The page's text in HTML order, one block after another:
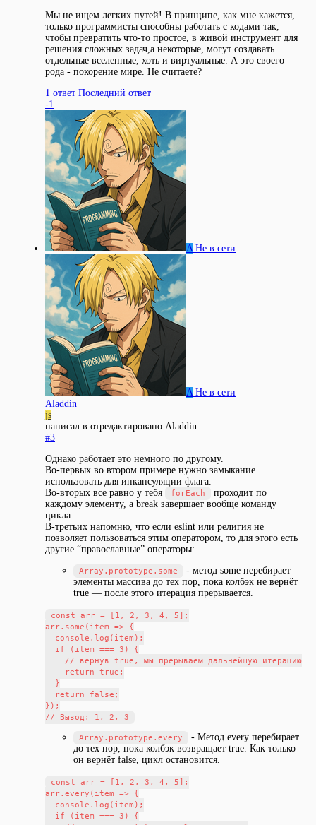
Мы не ищем легких путей! В принципе, как мне кажется,
только программисты способны работать с кодами так,
чтобы превратить что-то простое, в живой инструмент для
решения сложных задач,а некоторые, могут создавать
отдельные вселенные, хоть и виртуальные. А это своего
рода - покорение мире. Не считаете?
1 ответ Последний ответ
-1
A Не в сети
A Не в сети
Aladdin
js
написал в отредактировано Aladdin
#3
Однако работает это немного по другому.
Во-первых во втором примере нужно замыкание
использовать для инкапсуляции флага.
Во-вторых все равно у тебя
forEach
проходит по
каждому элементу, а break завершает вообще команду
цикла.
В-третьих напомню, что если eslint или религия не
позволяет пользоваться этим оператором, то для этого есть
другие “православные” операторы:
Array.prototype.some
- метод some перебирает
элементы массива до тех пор, пока колбэк не вернёт
true — после этого итерация прерывается.
const arr = [1, 2, 3, 4, 5];
arr.some(item => {
  console.log(item);
  if (item === 3) {
    // вернув true, мы прерываем дальнейшую итерацию
    return true;
  }
  return false;
});
Array.prototype.every
- Метод every перебирает
до тех пор, пока колбэк возвращает true. Как только
он вернёт false, цикл остановится.
const arr = [1, 2, 3, 4, 5];
arr.every(item => {
  console.log(item);
  if (item === 3) {